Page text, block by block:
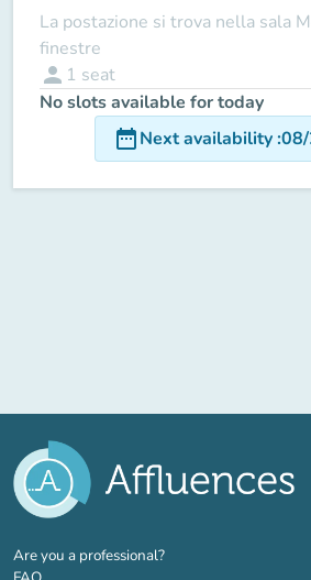
La postazione si trova nella sala
finestre
person 1 seat
No slots available for today
date_rangeNext availability:
Are you a professional?(new tab)